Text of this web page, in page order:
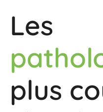
Les
plus